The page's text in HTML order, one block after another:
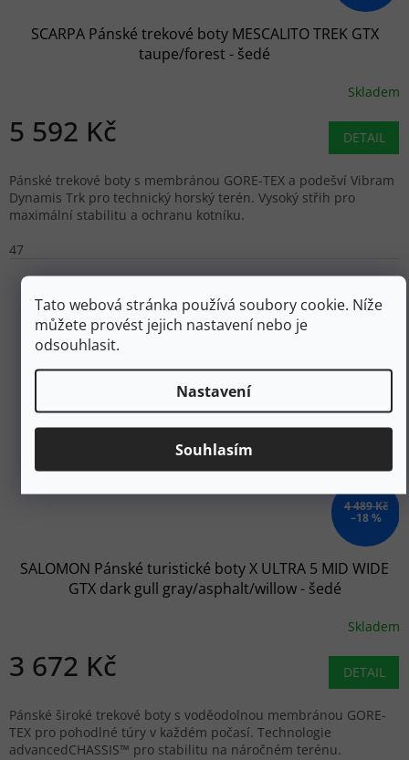
Tato webová stránka používá soubory cookie. Níže
můžete provést jejich nastavení nebo je
odsouhlasit.
Nastavení
Souhlasím
SCARPA Pánské trekové boty MESCALITO TREK GTX
taupe/forest - šedé
Skladem
5 592 Kč DETAIL
Pánské trekové boty s membránou GORE-TEX a podešví Vibram
Dynamis Trk pro technický horský terén. Vysoký střih pro
maximální stabilitu a ochranu kotníku.
47
4 489 Kč
–18 %
SALOMON Pánské turistické boty X ULTRA 5 MID WIDE
GTX dark gull gray/asphalt/willow - šedé
Skladem
3 672 Kč DETAIL
Pánské široké trekové boty s voděodolnou membránou GORE-
TEX pro pohodlné túry v každém počasí. Technologie
advancedCHASSIS™ pro stabilitu na náročném terénu.